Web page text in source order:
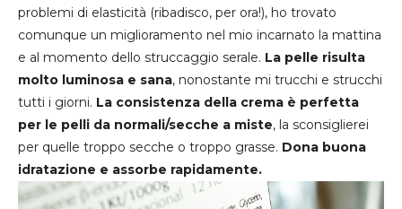
problemi di elasticità (ribadisco, per ora!), ho trovato
comunque un miglioramento nel mio incarnato la mattina
e al momento dello struccaggio serale. La pelle risulta
molto luminosa e sana, nonostante mi trucchi e strucchi
tutti i giorni. La consistenza della crema è perfetta
per le pelli da normali/secche a miste, la sconsiglierei
per quelle troppo secche o troppo grasse. Dona buona
idratazione e assorbe rapidamente.